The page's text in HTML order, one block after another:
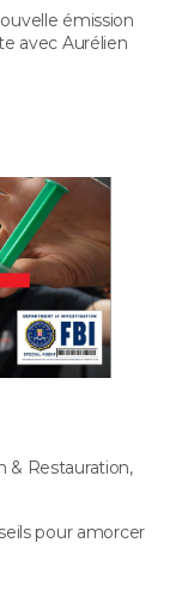
émission
avec Aurélien
& Restauration,
pour amorcer